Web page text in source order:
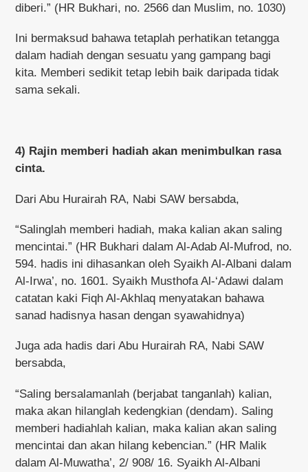
diberi.” (HR Bukhari, no. 2566 dan Muslim, no. 1030)
Ini bermaksud bahawa tetaplah perhatikan tetangga
dalam hadiah dengan sesuatu yang gampang bagi
kita. Memberi sedikit tetap lebih baik daripada tidak
sama sekali.
4) Rajin memberi hadiah akan menimbulkan rasa
cinta.
Dari Abu Hurairah RA, Nabi SAW bersabda,
“Salinglah memberi hadiah, maka kalian akan saling
mencintai.” (HR Bukhari dalam Al-Adab Al-Mufrod, no.
594. hadis ini dihasankan oleh Syaikh Al-Albani dalam
Al-Irwa’, no. 1601. Syaikh Musthofa Al-‘Adawi dalam
catatan kaki Fiqh Al-Akhlaq menyatakan bahawa
sanad hadisnya hasan dengan syawahidnya)
Juga ada hadis dari Abu Hurairah RA, Nabi SAW
bersabda,
“Saling bersalamanlah (berjabat tanganlah) kalian,
maka akan hilanglah kedengkian (dendam). Saling
memberi hadiahlah kalian, maka kalian akan saling
mencintai dan akan hilang kebencian.” (HR Malik
dalam Al-Muwatha’, 2/ 908/ 16. Syaikh Al-Albani